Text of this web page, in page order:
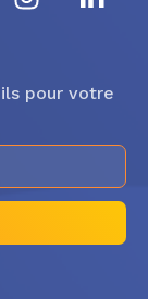
pour votre